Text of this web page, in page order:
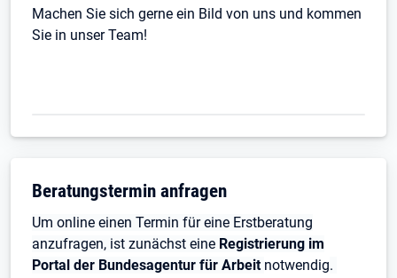
Machen Sie sich gerne ein Bild von uns und kommen
Sie in unser Team!
Beratungstermin anfragen
Um online einen Termin für eine Erstberatung
anzufragen, ist zunächst eine Registrierung im
Portal der Bundesagentur für Arbeit notwendig.